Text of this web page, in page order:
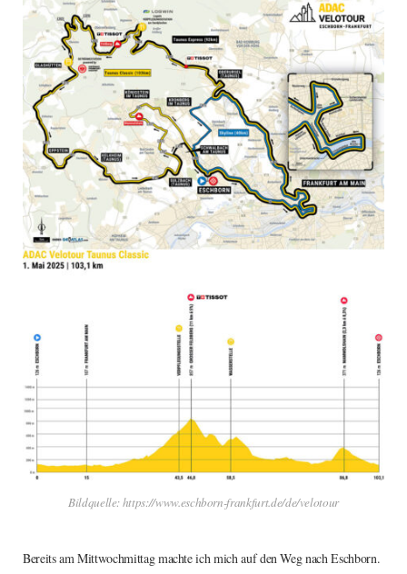
Bildquelle: https://www.eschborn-frankfurt.de/de/velotour
Bereits am Mittwochmittag machte ich mich auf den Weg nach Eschborn.